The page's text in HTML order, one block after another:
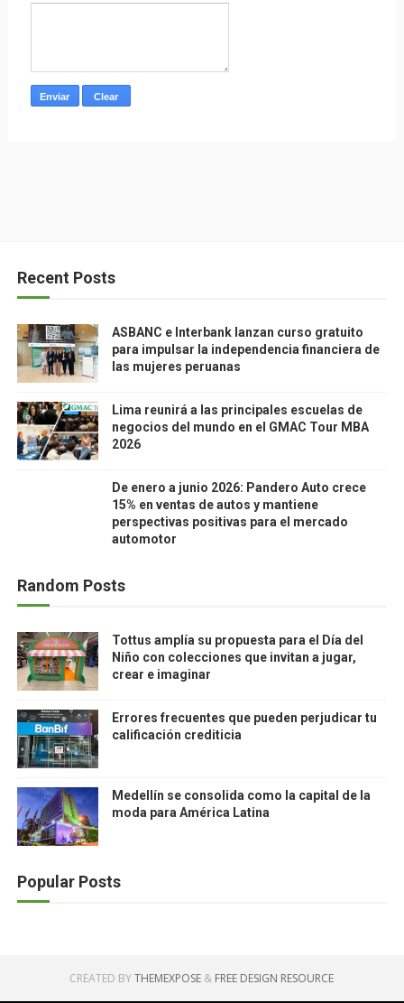
Recent Posts
ASBANC e Interbank lanzan curso gratuito
para impulsar la independencia financiera de
las mujeres peruanas
Lima reunirá a las principales escuelas de
negocios del mundo en el GMAC Tour MBA
2026
De enero a junio 2026: Pandero Auto crece
15% en ventas de autos y mantiene
perspectivas positivas para el mercado
automotor
Random Posts
Tottus amplía su propuesta para el Día del
Niño con colecciones que invitan a jugar,
crear e imaginar
Errores frecuentes que pueden perjudicar tu
calificación crediticia
Medellín se consolida como la capital de la
moda para América Latina
Popular Posts
CREATED BYTHEMEXPOSE & FREE DESIGN RESOURCE